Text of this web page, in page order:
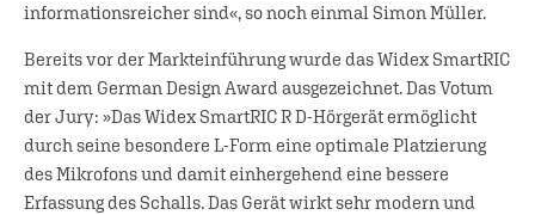
informationsreicher sind«, so noch einmal Simon Müller.
Bereits vor der Markteinführung wurde das Widex SmartRIC
mit dem German Design Award ausgezeichnet. Das Votum
der Jury: »Das Widex SmartRIC R D-Hörgerät ermöglicht
durch seine besondere L-Form eine optimale Platzierung
des Mikrofons und damit einhergehend eine bessere
Erfassung des Schalls. Das Gerät wirkt sehr modern und